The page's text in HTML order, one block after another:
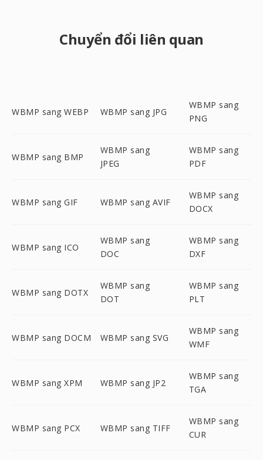
Chuyển đổi liên quan
WBMP sang WEBP WBMP sang JPG
WBMP sang
PNG
WBMP sang BMP
WBMP sang
JPEG
WBMP sang
PDF
WBMP sang GIF WBMP sang AVIF
WBMP sang
DOCX
WBMP sang ICO
WBMP sang
DOC
WBMP sang
DXF
WBMP sang DOTX
WBMP sang
DOT
WBMP sang
PLT
WBMP sang DOCM WBMP sang SVG
WBMP sang
WMF
WBMP sang XPM WBMP sang JP2
WBMP sang
TGA
WBMP sang PCX WBMP sang TIFF
WBMP sang
CUR